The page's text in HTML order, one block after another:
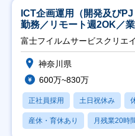
ICT企画運用（開発及び
勤務／リモート週2OK／
富士フイルムサービスクリエ
神奈川県
600万~830万
正社員採用 土日祝休み
産休・育休あり 月残業20時